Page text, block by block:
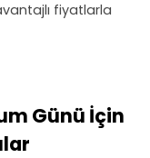
fiyatlarla
Günü İçin